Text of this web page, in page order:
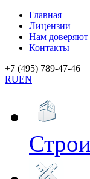
Главная
Лицензии
Нам доверяют
Контакты
+7 (495) 789-47-46
RUEN